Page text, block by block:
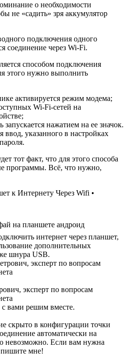
о необходимости
не «садить» зря аккумулятор
подключения одного
соединение через Wi-Fi.
способом подключения
этого нужно выполнить
активируется режим модема;
Wi-Fi-сетей на
запускается нажатием на ее значок.
ввод, указанного в настройках
тот факт, что для этого способа
программы. Всё, что нужно,
на планшете андроид
интернет через планшет,
дополнительных
шнура USB.
эксперт по вопросам
вами решим вместе.
скрыто в конфигурации точки
автоматически на
невозможно. Если вам нужна
пишите мне!